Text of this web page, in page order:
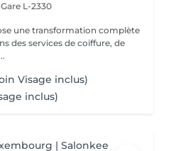
Gare L-2330
une transformation complète
des services de coiffure, de
Visage inclus)
inclus)